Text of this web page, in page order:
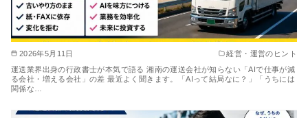
2026年5月11日
経営・運営のヒント
運送業界出身の行政書士が本気で語る 湘南の運送会社が知らない「AIで仕事が減
る会社・増える会社」の差 最近よく聞きます。「AIって結局なに？」「うちには
関係な…